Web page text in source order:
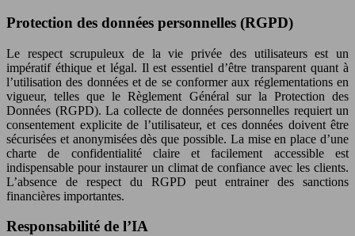
Protection des données personnelles (RGPD)
Le respect scrupuleux de la vie privée des utilisateurs est un
impératif éthique et légal. Il est essentiel d’être transparent quant à
l’utilisation des données et de se conformer aux réglementations en
vigueur, telles que le Règlement Général sur la Protection des
Données (RGPD). La collecte de données personnelles requiert un
consentement explicite de l’utilisateur, et ces données doivent être
sécurisées et anonymisées dès que possible. La mise en place d’une
charte de confidentialité claire et facilement accessible est
indispensable pour instaurer un climat de confiance avec les clients.
L’absence de respect du RGPD peut entrainer des sanctions
financières importantes.
Responsabilité de l’IA